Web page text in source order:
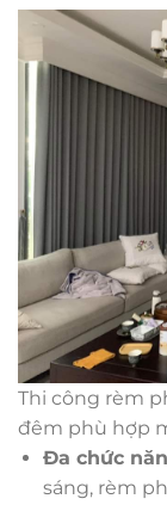
Thi công rèm
đêm phù hợp
Đa chức
sáng, rèm